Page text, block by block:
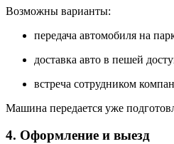
Возможны варианты:
передача автомобиля на
доставка авто в пешей
встреча сотрудником
Машина передается уже
4. Оформление и выезд